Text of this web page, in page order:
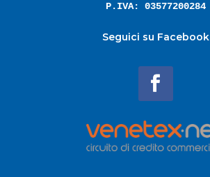
P.IVA: 03577200284
Seguici su Facebook